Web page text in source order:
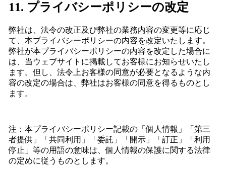
11. プライバシーポリシーの改定
弊社は、法令の改正及び弊社の業務内容の変更等に応じ
て、本プライバシーポリシーの内容を改定いたします。
弊社が本プライバシーポリシーの内容を改定した場合に
は、当ウェブサイトに掲載してお客様にお知らせいたし
ます。但し、法令上お客様の同意が必要となるような内
容の改定の場合は、弊社はお客様の同意を得るものとし
ます。
注：本プライバシーポリシー記載の「個人情報」「第三
者提供」「共同利用」「委託」「開示」「訂正」「利用
停止」等の用語の意味は、個人情報の保護に関する法律
の定めに従うものとします。